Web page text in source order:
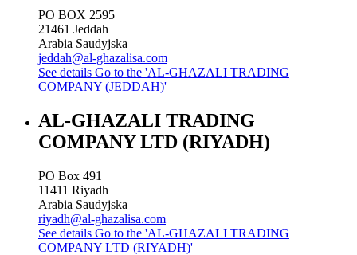
PO BOX 2595
21461 Jeddah
Arabia Saudyjska
jeddah@al-ghazalisa.com
See details Go to the 'AL-GHAZALI TRADING
COMPANY (JEDDAH)'
AL-GHAZALI TRADING
COMPANY LTD (RIYADH)
PO Box 491
11411 Riyadh
Arabia Saudyjska
riyadh@al-ghazalisa.com
See details Go to the 'AL-GHAZALI TRADING
COMPANY LTD (RIYADH)'